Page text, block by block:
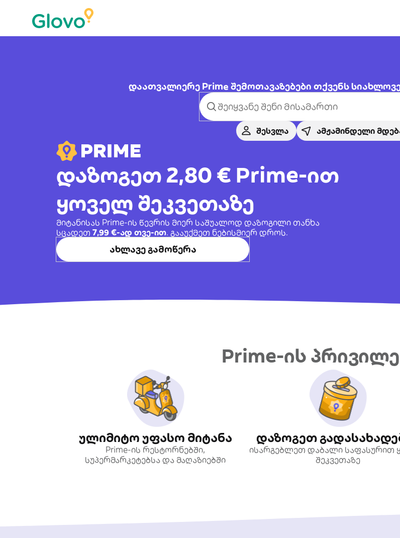
დაათვალიერე Prime შემოთავაზებები თქვენს
შესვლა ამჟამინდელი
დაზოგეთ 2,80 € Prime-ით
ყოველ შეკვეთაზე
მიტანისას Prime-ის წევრის მიერ საშუალოდ დაზოგილი თანხა
სცადეთ 7,99 €-ად თვე-ით. გააუქმეთ ნებისმიერ დროს.
ახლავე გამოწერა
Prime-ის
ულიმიტო უფასო მიტანა
Prime-ის რესტორნებში,
სუპერმარკეტებსა და მაღაზიებში
დაზოგეთ
ისარგებლეთ დაბალი საფასურით
შეკვეთაზე